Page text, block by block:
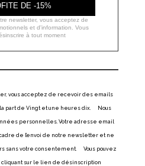
DE -15%
newsletter, vous acceptez de
et d'information. Vous
à tout moment
vous acceptez de recevoir des emails
part de Vingt et une heures dix. Nous
personnelles. Votre adresse email
de l’envoi de notre newsletter et ne
sans votre consentement. Vous pouvez
sur le lien de désinscription